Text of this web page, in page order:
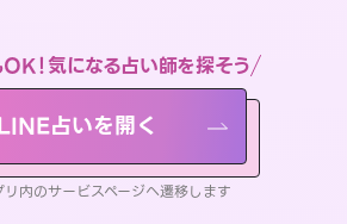
！気になる占い師を探そう
占いを開く
内のサービスページへ遷移します